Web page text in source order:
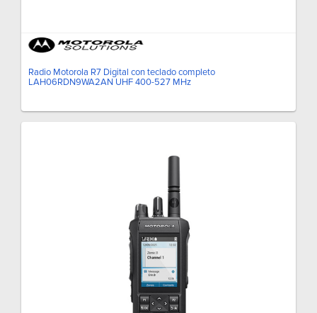
Radio Motorola R7 Digital con teclado completo
LAH06RDN9WA2AN UHF 400-527 MHz